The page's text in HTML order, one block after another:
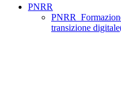
PNRR
transizione